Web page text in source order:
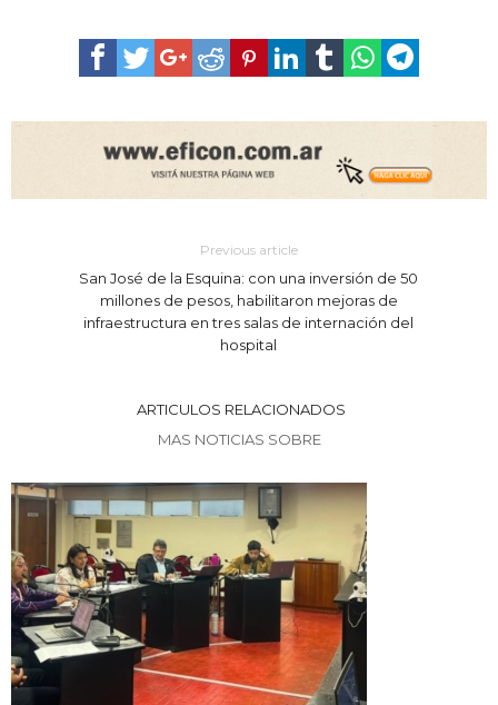
Previous article
San José de la Esquina: con una inversión de 50
millones de pesos, habilitaron mejoras de
infraestructura en tres salas de internación del
hospital
ARTICULOS RELACIONADOS
MAS NOTICIAS SOBRE